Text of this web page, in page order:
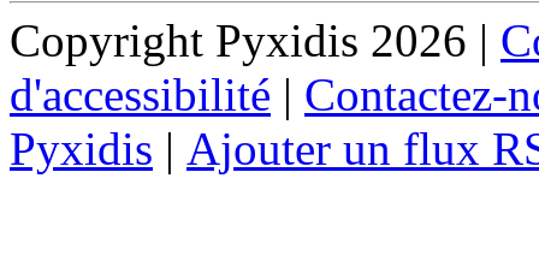
Copyright Pyxidis 2026 |
d'accessibilité | Contactez-
Pyxidis | Ajouter un flux